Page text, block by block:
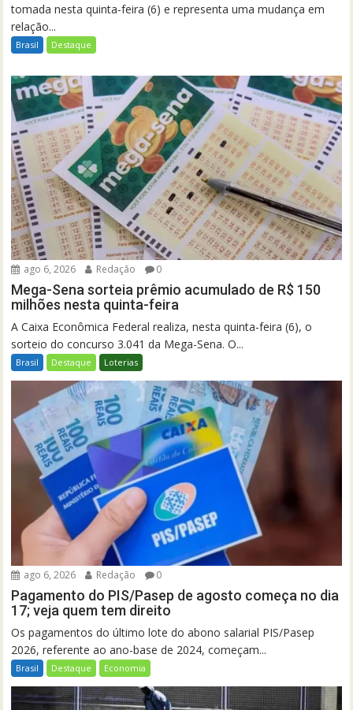
tomada nesta quinta-feira (6) e representa uma mudança em
relação...
Brasil Destaque
ago 6, 2026 Redação 0
Mega-Sena sorteia prêmio acumulado de R$ 150
milhões nesta quinta-feira
A Caixa Econômica Federal realiza, nesta quinta-feira (6), o
sorteio do concurso 3.041 da Mega-Sena. O...
Brasil Destaque Loterias
ago 6, 2026 Redação 0
Pagamento do PIS/Pasep de agosto começa no dia
17; veja quem tem direito
Os pagamentos do último lote do abono salarial PIS/Pasep
2026, referente ao ano-base de 2024, começam...
Brasil Destaque Economia